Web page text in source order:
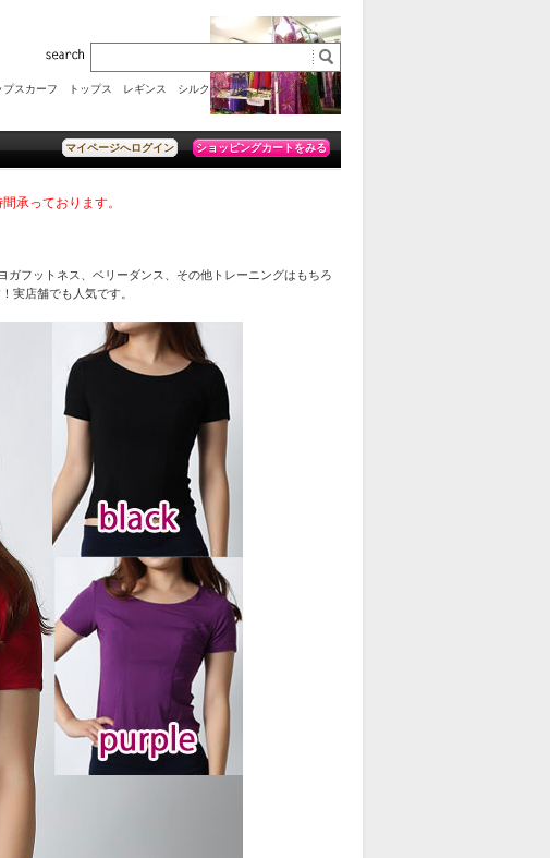
プスカーフ トップス レギンス シルクベール セール 訳あり品
マイページへログイン ショッピングカートをみる
承っております。
フットネス、ベリーダンス、その他トレーニングはもちろ
実店舗でも人気です。